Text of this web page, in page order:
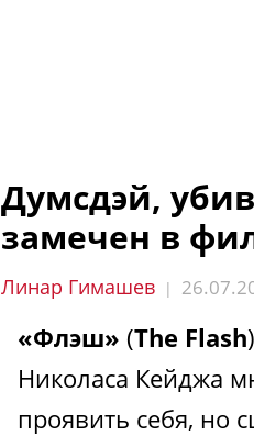
Думсдэй,
замечен в
Линар Гимашев |
«Флэш» (The Flash
Николаса Кейджа
проявить себя, но